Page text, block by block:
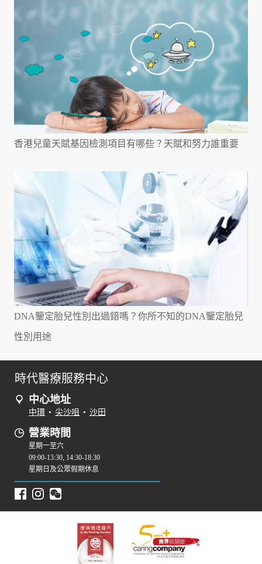
香港兒童天賦基因檢測項目有哪些？天賦和努力誰重要
DNA鑒定胎兒性別出過錯嗎？你所不知的DNA鑒定胎兒
性別用途
時代醫療服務中心
中心地址
中環 • 尖沙咀 • 沙田
營業時間
星期一至六
09:00-13:30, 14:30-18:30
星期日及公眾假期休息